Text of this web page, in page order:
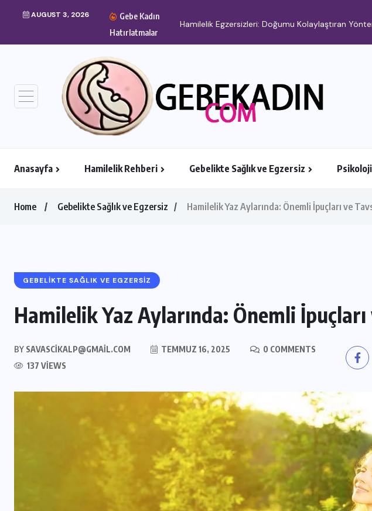
AUGUST 3, 2026
Gebe Kadın
Hatırlatmalar
Hamilelik Egzersizleri: Doğumu Kolaylaştıran
Anasayfa Hamilelik Rehberi Gebelikte Sağlık ve Egzersiz
Home Gebelikte Sağlık ve Egzersiz Hamilelik Yaz Aylarında: Önemli İpuçları ve
GEBELIKTE SAĞLIK VE EGZERSIZ
Hamilelik Yaz Aylarında: Önemli
BY SAVASCIKALP@GMAIL.COM TEMMUZ 16, 2025
0 COMMENTS
137 VIEWS